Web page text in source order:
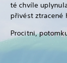
té chvíle
přivést ztracené
Procitni,